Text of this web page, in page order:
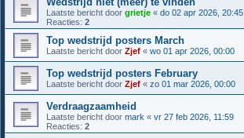
Laatste bericht door grietje « do 02 apr 2026, 20:45
Reacties: 2
Top wedstrijd posters March
Laatste bericht door Zjef « wo 01 apr 2026, 00:00
Top wedstrijd posters February
Laatste bericht door Zjef « zo 01 mar 2026, 00:00
Verdraagzaamheid
Laatste bericht door mark « vr 27 feb 2026, 11:59
Reacties: 2